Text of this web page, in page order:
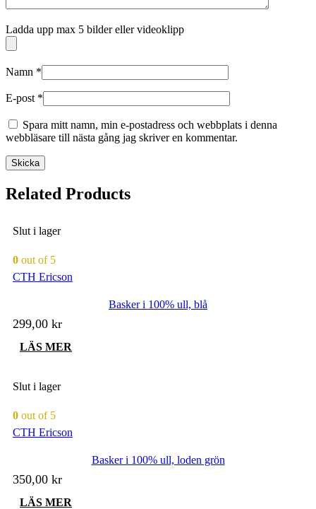
Ladda upp max 5 bilder eller videoklipp
Namn *
E-post *
Spara mitt namn, min e-postadress och webbplats i denna
webbläsare till nästa gång jag skriver en kommentar.
Related Products
Slut i lager
0 out of 5
CTH Ericson
Basker i 100% ull, blå
299,00 kr
LÄS MER
Slut i lager
0 out of 5
CTH Ericson
Basker i 100% ull, loden grön
350,00 kr
LÄS MER